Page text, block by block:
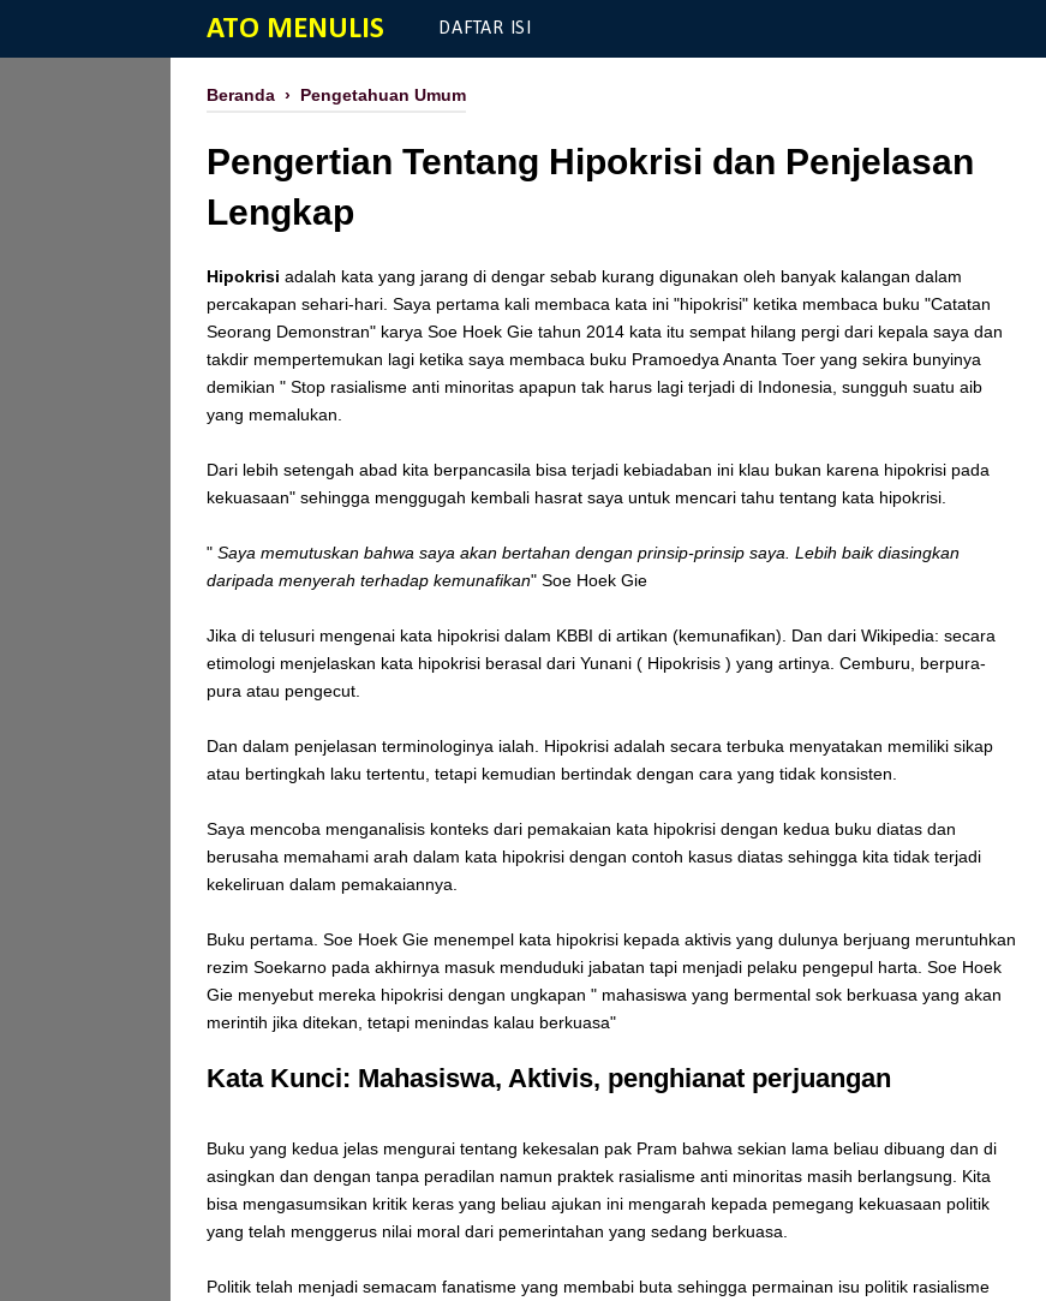
ATO MENULIS DAFTAR ISI
Beranda › Pengetahuan Umum
Pengertian Tentang Hipokrisi dan Penjelasan
Lengkap
Hipokrisi adalah kata yang jarang di dengar sebab kurang digunakan oleh banyak kalangan dalam
percakapan sehari-hari. Saya pertama kali membaca kata ini "hipokrisi" ketika membaca buku "Catatan
Seorang Demonstran" karya Soe Hoek Gie tahun 2014 kata itu sempat hilang pergi dari kepala saya dan
takdir mempertemukan lagi ketika saya membaca buku Pramoedya Ananta Toer yang sekira bunyinya
demikian " Stop rasialisme anti minoritas apapun tak harus lagi terjadi di Indonesia, sungguh suatu aib
yang memalukan.
Dari lebih setengah abad kita berpancasila bisa terjadi kebiadaban ini klau bukan karena hipokrisi pada
kekuasaan" sehingga menggugah kembali hasrat saya untuk mencari tahu tentang kata hipokrisi.
" Saya memutuskan bahwa saya akan bertahan dengan prinsip-prinsip saya. Lebih baik diasingkan
daripada menyerah terhadap kemunafikan" Soe Hoek Gie
Jika di telusuri mengenai kata hipokrisi dalam KBBI di artikan (kemunafikan). Dan dari Wikipedia: secara
etimologi menjelaskan kata hipokrisi berasal dari Yunani ( Hipokrisis ) yang artinya. Cemburu, berpura-
pura atau pengecut.
Dan dalam penjelasan terminologinya ialah. Hipokrisi adalah secara terbuka menyatakan memiliki sikap
atau bertingkah laku tertentu, tetapi kemudian bertindak dengan cara yang tidak konsisten.
Saya mencoba menganalisis konteks dari pemakaian kata hipokrisi dengan kedua buku diatas dan
berusaha memahami arah dalam kata hipokrisi dengan contoh kasus diatas sehingga kita tidak terjadi
kekeliruan dalam pemakaiannya.
Buku pertama. Soe Hoek Gie menempel kata hipokrisi kepada aktivis yang dulunya berjuang meruntuhkan
rezim Soekarno pada akhirnya masuk menduduki jabatan tapi menjadi pelaku pengepul harta. Soe Hoek
Gie menyebut mereka hipokrisi dengan ungkapan " mahasiswa yang bermental sok berkuasa yang akan
merintih jika ditekan, tetapi menindas kalau berkuasa"
Kata Kunci: Mahasiswa, Aktivis, penghianat perjuangan
Buku yang kedua jelas mengurai tentang kekesalan pak Pram bahwa sekian lama beliau dibuang dan di
asingkan dan dengan tanpa peradilan namun praktek rasialisme anti minoritas masih berlangsung. Kita
bisa mengasumsikan kritik keras yang beliau ajukan ini mengarah kepada pemegang kekuasaan politik
yang telah menggerus nilai moral dari pemerintahan yang sedang berkuasa.
Politik telah menjadi semacam fanatisme yang membabi buta sehingga permainan isu politik rasialisme